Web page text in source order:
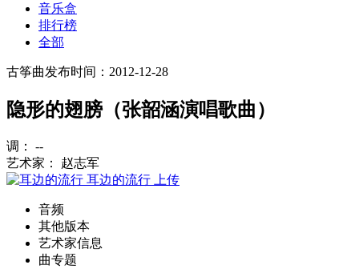
音乐盒
排行榜
全部
古筝曲发布时间：2012-12-28
隐形的翅膀（张韶涵演唱歌曲）
调： --
艺术家： 赵志军
耳边的流行
上传
音频
其他版本
艺术家信息
曲专题